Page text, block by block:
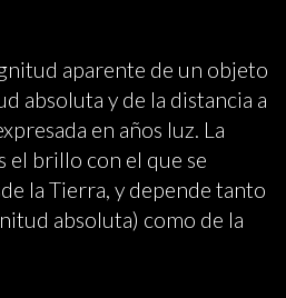
aparente de un objeto
absoluta y de la distancia a
en años luz. La
el brillo con el que se
la Tierra, y depende tanto
absoluta) como de la